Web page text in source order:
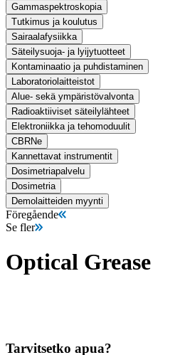
Gammaspektroskopia
Tutkimus ja koulutus
Sairaalafysiikka
Säteilysuoja- ja lyijytuotteet
Kontaminaatio ja puhdistaminen
Laboratoriolaitteistot
Alue- sekä ympäristövalvonta
Radioaktiiviset säteilylähteet
Elektroniikka ja tehomoduulit
CBRNe
Kannettavat instrumentit
Dosimetriapalvelu
Dosimetria
Demolaitteiden myynti
Föregående
Se fler
Optical Grease
Tarvitsetko apua?